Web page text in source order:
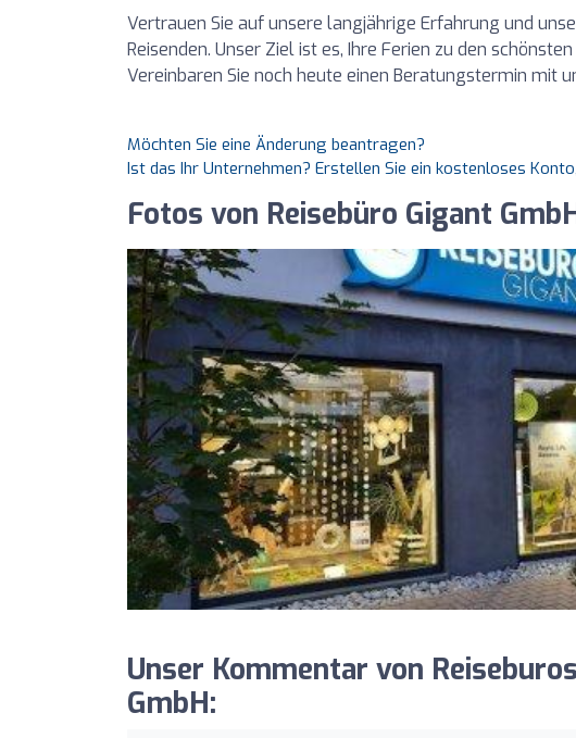
Vertrauen Sie auf unsere langjährige Erfahrung und
Reisenden. Unser Ziel ist es, Ihre Ferien zu den
Vereinbaren Sie noch heute einen Beratungstermin mit
Möchten Sie eine Änderung beantragen?
Ist das Ihr Unternehmen? Erstellen Sie ein kostenloses
Fotos von Reisebüro Gigant
Unser Kommentar von
GmbH: